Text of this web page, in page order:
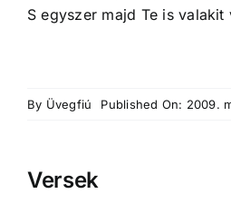
S egyszer majd Te is valakit
By Üvegfiú Published On: 2009.
Versek